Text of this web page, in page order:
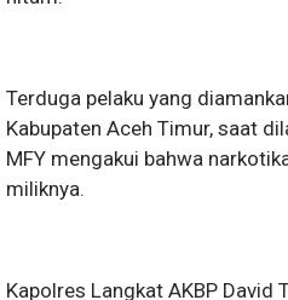
Terduga pelaku yang
Kabupaten Aceh Timur, saat
MFY mengakui bahwa
miliknya.
Kapolres Langkat AKBP David